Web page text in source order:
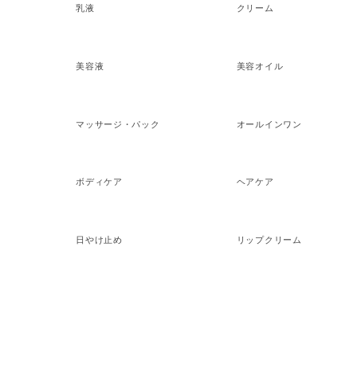
乳液 クリーム
美容液 美容オイル
マッサージ・パック オールインワン
ボディケア ヘアケア
日やけ止め リップクリーム